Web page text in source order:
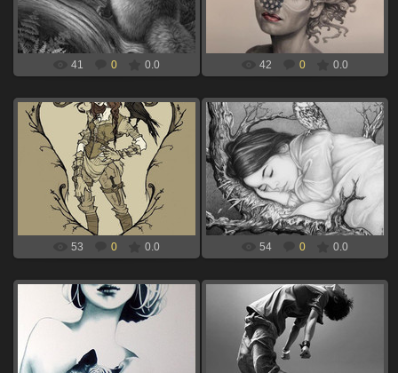
xBOINGx
41 0 0.0
xBOINGx
42 0 0.0
06.09.2024
девушка с вороном для выжигания
по дереву
xBOINGx
53 0 0.0
06.09.2024
девочка спит на дереве для
выжигания по дереву
xBOINGx
54 0 0.0
06.09.2024
девушка с кошкой для выжигания
по дереву
06.09.2024
парень парит для выжигания по
дереву